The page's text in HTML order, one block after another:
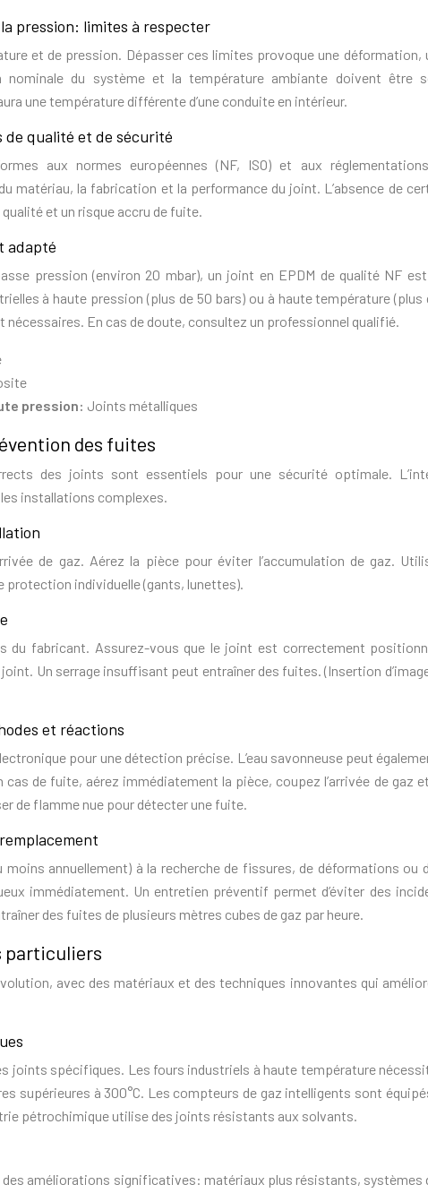
pression: limites à respecter
et de pression. Dépasser ces limites provoque une déformation,
nominale du système et la température ambiante doivent être
une température différente d’une conduite en intérieur.
qualité et de sécurité
aux normes européennes (NF, ISO) et aux
matériau, la fabrication et la performance du joint. L’absence de
et un risque accru de fuite.
adapté
pression (environ 20 mbar), un joint en EPDM de qualité NF
à haute pression (plus de 50 bars) ou à haute température (plus
En cas de doute, consultez un professionnel qualifié.
pression: Joints métalliques
des fuites
des joints sont essentiels pour une sécurité optimale.
installations complexes.
de gaz. Aérez la pièce pour éviter l’accumulation de gaz.
protection individuelle (gants, lunettes).
du fabricant. Assurez-vous que le joint est correctement
Un serrage insuffisant peut entraîner des fuites. (Insertion
et réactions
pour une détection précise. L’eau savonneuse peut
de fuite, aérez immédiatement la pièce, coupez l’arrivée de gaz
de flamme nue pour détecter une fuite.
annuellement) à la recherche de fissures, de déformations ou
immédiatement. Un entretien préventif permet d’éviter des
des fuites de plusieurs mètres cubes de gaz par heure.
particuliers
avec des matériaux et des techniques innovantes qui
joints spécifiques. Les fours industriels à haute température
supérieures à 300°C. Les compteurs de gaz intelligents sont
pétrochimique utilise des joints résistants aux solvants.
améliorations significatives: matériaux plus résistants, systèmes